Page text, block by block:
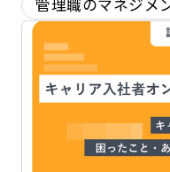
管理職のマネジメ